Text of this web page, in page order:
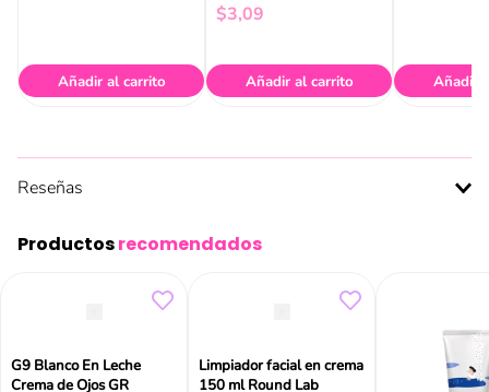
Añadir al carrito
$3,09
Añadir al carrito Añadir
Reseñas
Productosrecomendados
G9 Blanco En Leche
Crema de Ojos GR
Limpiador facial en crema
150 ml Round Lab